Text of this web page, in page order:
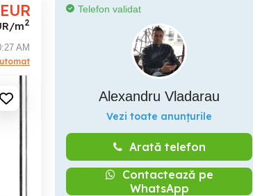
EUR
m2
AM
Telefon validat
Alexandru Vladarau
Vezi toate anunțurile
Arată telefon
Contactează pe
WhatsApp